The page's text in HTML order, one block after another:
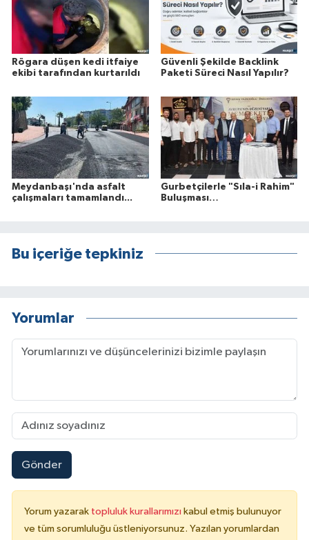
Rögara düşen kedi itfaiye
ekibi tarafından kurtarıldı
Güvenli Şekilde Backlink
Paketi Süreci Nasıl Yapılır?
Meydanbaşı'nda asfalt
çalışmaları tamamlandı...
Gurbetçilerle "Sıla-i Rahim"
Buluşması…
Bu içeriğe tepkiniz
Yorumlar
Gönder
Yorum yazarak topluluk kurallarımızı kabul etmiş bulunuyor
ve tüm sorumluluğu üstleniyorsunuz. Yazılan yorumlardan